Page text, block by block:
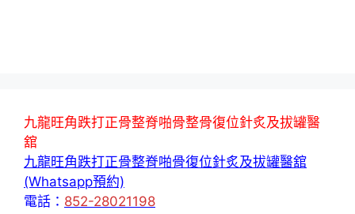
九龍旺角跌打正骨整脊啪骨整骨復位針炙及拔罐醫
舘
九龍旺角跌打正骨整脊啪骨復位針炙及拔罐醫舘
(Whatsapp預約)
電話： 852-28021198